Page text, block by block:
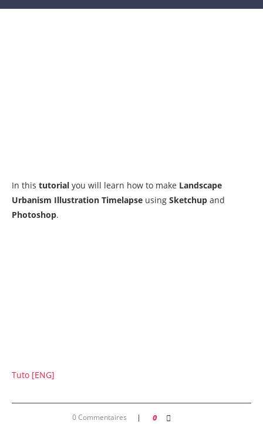
In this tutorial you will learn how to make Landscape
Urbanism Illustration Timelapse using Sketchup and
Photoshop.
Tuto [ENG]
0 Commentaires 0